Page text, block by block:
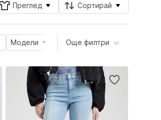
Преглед Сортирай
Модели Атрибути на продукта
Още филтри